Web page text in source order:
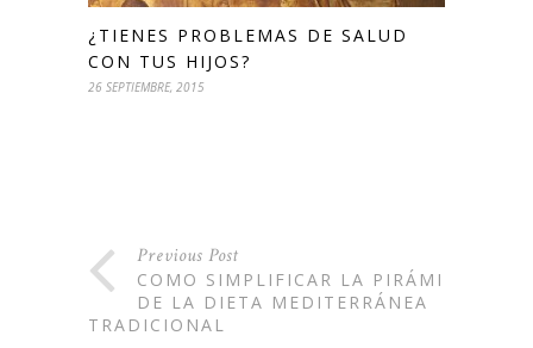
¿TIENES PROBLEMAS DE SALUD
CON TUS HIJOS?
26 SEPTIEMBRE, 2015
Previous Post
COMO SIMPLIFICAR LA PIRÁMIDE
DE LA DIETA MEDITERRÁNEA
TRADICIONAL